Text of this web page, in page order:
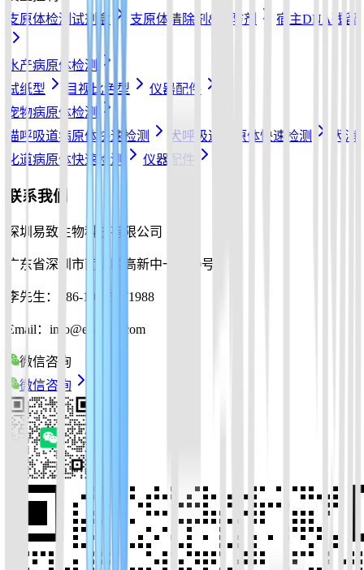
支原体检测试剂盒
支原体清除剂&预防剂 宿主DNA残留
水产病原体检测
试纸型
目视比色型
仪器配件
宠物病原体检测
猫呼吸道病原体快速检测
犬呼吸道病原体快速检测
犬消
化道病原体快速检测
仪器配件
联系我们
深圳易致生物科技有限公司
广东省深圳市南山区高新中一道10号
李先生：+86-19925271988
Email：info@ezassay.com
微信咨询
微信咨询